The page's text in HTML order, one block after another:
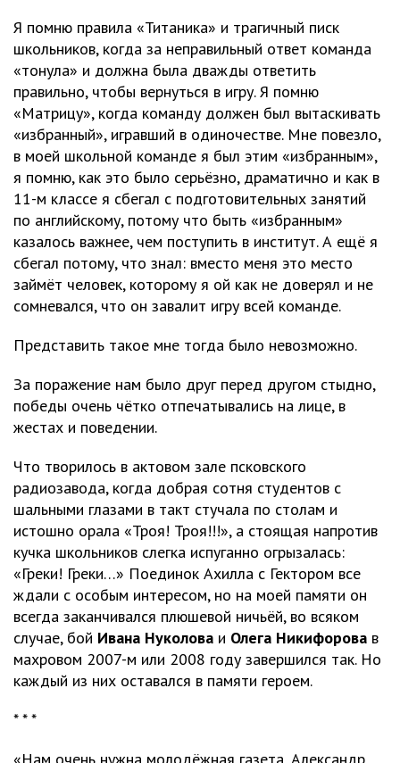
Я помню правила «Титаника» и трагичный писк
школьников, когда за неправильный ответ команда
«тонула» и должна была дважды ответить
правильно, чтобы вернуться в игру. Я помню
«Матрицу», когда команду должен был вытаскивать
«избранный», игравший в одиночестве. Мне повезло,
в моей школьной команде я был этим «избранным»,
я помню, как это было серьёзно, драматично и как в
11-м классе я сбегал с подготовительных занятий
по английскому, потому что быть «избранным»
казалось важнее, чем поступить в институт. А ещё я
сбегал потому, что знал: вместо меня это место
займёт человек, которому я ой как не доверял и не
сомневался, что он завалит игру всей команде.
Представить такое мне тогда было невозможно.
За поражение нам было друг перед другом стыдно,
победы очень чётко отпечатывались на лице, в
жестах и поведении.
Что творилось в актовом зале псковского
радиозавода, когда добрая сотня студентов с
шальными глазами в такт стучала по столам и
истошно орала «Троя! Троя!!!», а стоящая напротив
кучка школьников слегка испуганно огрызалась:
«Греки! Греки…» Поединок Ахилла с Гектором все
ждали с особым интересом, но на моей памяти он
всегда заканчивался плюшевой ничьёй, во всяком
случае, бой Ивана Нуколова и Олега Никифорова в
махровом 2007-м или 2008 году завершился так. Но
каждый из них оставался в памяти героем.
* * *